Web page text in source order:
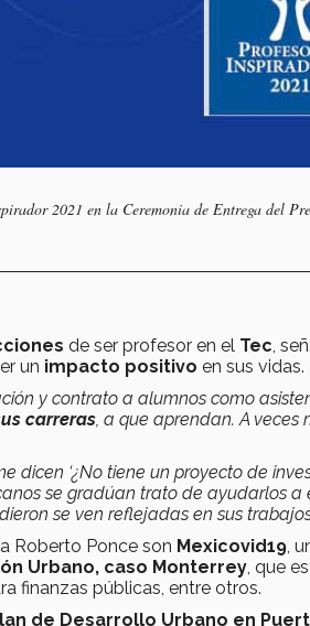
2021 en la Ceremonia de Entrega del
de ser profesor en el Tec,
un impacto positivo en sus vidas.
y contrato a alumnos como
carreras, a que aprendan. A veces
dicen ‘¿No tiene un proyecto de
se gradúan trato de ayudarlos a
se ven reflejadas en sus
Roberto Ponce son Mexicovid19,
Urbano, caso Monterrey, que
finanzas públicas, entre otros.
de Desarrollo Urbano en